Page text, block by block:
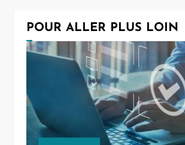
POUR ALLER PLUS LOIN